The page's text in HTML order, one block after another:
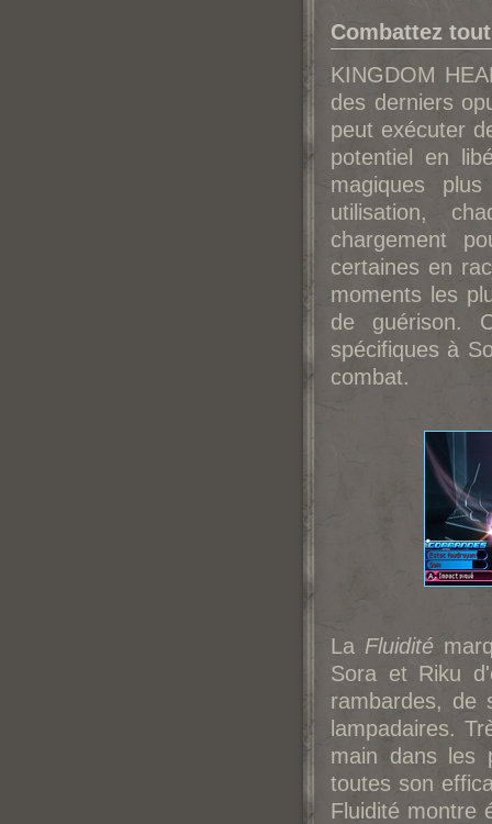
Combattez
KINGDOM
des derniers
peut exécuter
potentiel en
magiques
utilisation,
chargement
certaines en
moments les
de guérison.
spécifiques à
combat.
La Fluidité
Sora et Riku
rambardes, de
lampadaires.
main dans les
toutes son
Fluidité montre